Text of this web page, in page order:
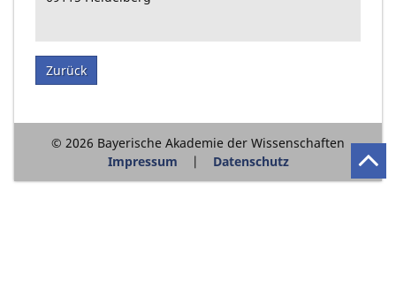
Zurück
© 2026 Bayerische Akademie der Wissenschaften
Impressum
Datenschutz